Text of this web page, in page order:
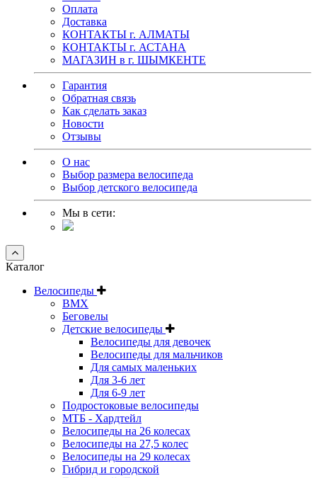
Оплата
Доставка
КОНТАКТЫ г. АЛМАТЫ
КОНТАКТЫ г. АСТАНА
МАГАЗИН в г. ШЫМКЕНТЕ
Гарантия
Обратная связь
Как сделать заказ
Новости
Отзывы
О нас
Выбор размера велосипеда
Выбор детского велосипеда
Мы в сети:
Каталог
Велосипеды
BMX
Беговелы
Детские велосипеды
Велосипеды для девочек
Велосипеды для мальчиков
Для самых маленьких
Для 3-6 лет
Для 6-9 лет
Подростоковые велосипеды
МТБ - Хардтейл
Велосипеды на 26 колесах
Велосипеды на 27,5 колес
Велосипеды на 29 колесах
Гибрид и городской